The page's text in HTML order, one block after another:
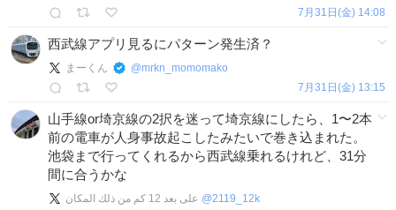
7月31日(金) 14:08
西武線アプリ見るにパターン発生済？
まーくん @mrkn_momomako
7月31日(金) 13:15
山手線or埼京線の2択を迷って埼京線にしたら、1〜2本
前の電車が人身事故起こしたみたいで巻き込まれた。
池袋まで行ってくれるから西武線乗れるけれど、31分
間に合うかな
‎على بعد 12 كم من ذلك المكان @2119_12k